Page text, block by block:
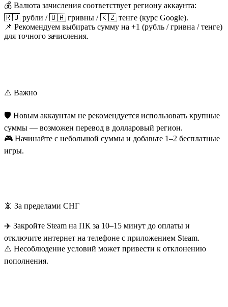
💰 Валюта зачисления соответствует региону аккаунта:
🇷🇺 рубли / 🇺🇦 гривны / 🇰🇿 тенге (курс Google).
📌 Рекомендуем выбирать сумму на +1 (рубль / гривна / тенге)
для точного зачисления.
⚠️ Важно
🛡️ Новым аккаунтам не рекомендуется использовать крупные
суммы — возможен перевод в долларовый регион.
🎮 Начинайте с небольшой суммы и добавьте 1–2 бесплатные
игры.
📵 За пределами СНГ
✈️ Закройте Steam на ПК за 10–15 минут до оплаты и
отключите интернет на телефоне с приложением Steam.
⚠️ Несоблюдение условий может привести к отклонению
пополнения.